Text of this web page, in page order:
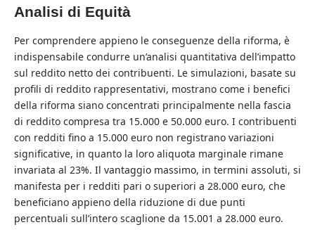
Analisi di Equità
Per comprendere appieno le conseguenze della riforma, è
indispensabile condurre un’analisi quantitativa dell’impatto
sul reddito netto dei contribuenti. Le simulazioni, basate su
profili di reddito rappresentativi, mostrano come i benefici
della riforma siano concentrati principalmente nella fascia
di reddito compresa tra 15.000 e 50.000 euro. I contribuenti
con redditi fino a 15.000 euro non registrano variazioni
significative, in quanto la loro aliquota marginale rimane
invariata al 23%. Il vantaggio massimo, in termini assoluti, si
manifesta per i redditi pari o superiori a 28.000 euro, che
beneficiano appieno della riduzione di due punti
percentuali sull’intero scaglione da 15.001 a 28.000 euro.